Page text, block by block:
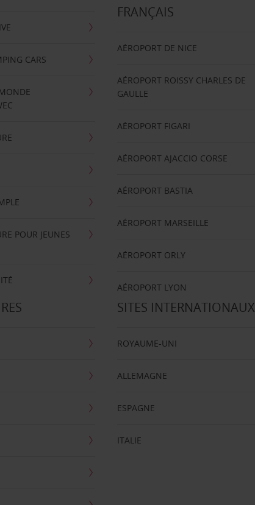
CARS
POUR JEUNES
FRANÇAIS
AÉROPORT DE NICE
AÉROPORT ROISSY CHARLES DE
GAULLE
AÉROPORT FIGARI
AÉROPORT AJACCIO CORSE
AÉROPORT BASTIA
AÉROPORT MARSEILLE
AÉROPORT ORLY
AÉROPORT LYON
SITES INTERNATIONAUX
ROYAUME-UNI
ALLEMAGNE
ESPAGNE
ITALIE